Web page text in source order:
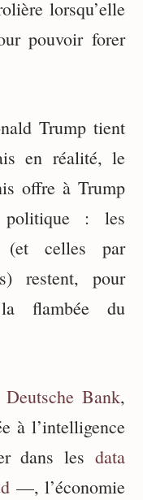
lorsqu’elle
pouvoir forer
Trump tient
en réalité, le
offre à Trump
politique : les
(et celles par
restent, pour
flambée du
Deutsche Bank,
à l’intelligence
dans les data
—, l’économie